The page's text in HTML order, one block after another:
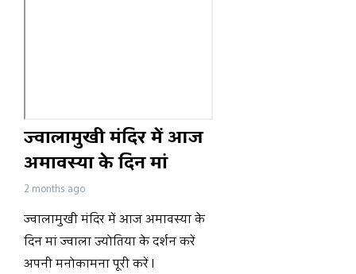
ज्वालामुखी मंदिर में आज
अमावस्या के दिन मां
ज्वाला ज्योतिया के दर्शन
करें अपनी मनोकामना पूरी
करें l
2 months ago
ज्वालामुखी मंदिर में आज अमावस्या के
दिन मां ज्वाला ज्योतिया के दर्शन करें
अपनी मनोकामना पूरी करें l